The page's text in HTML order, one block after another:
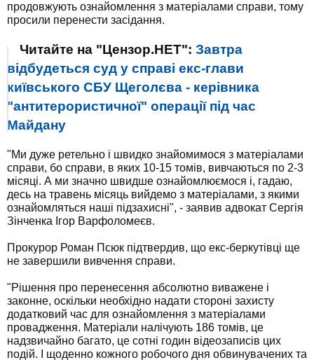
продовжують ознайомлення з матеріалами справи, тому
просили перенести засідання.
Читайте на "Цензор.НЕТ": Завтра
відбудеться суд у справі екс-глави
київського СБУ Щеголєва - керівника
"антитерористичної" операції під час
Майдану
"Ми дуже ретельно і швидко знайомимося з матеріалами
справи, бо справи, в яких 10-15 томів, вивчаються по 2-3
місяці. А ми значно швидше ознайомлюємося і, гадаю,
десь на травень місяць вийдемо з матеріалами, з якими
ознайомляться наші підзахисні", - заявив адвокат Сергія
Зінченка Ігор Варфоломеєв.
Прокурор Роман Псюк підтвердив, що екс-беркутівці ще
не завершили вивчення справи.
"Рішення про перенесення абсолютно виважене і
законне, оскільки необхідно надати стороні захисту
додатковий час для ознайомлення з матеріалами
провадження. Матеріали налічують 186 томів, це
надзвичайно багато, це сотні годин відеозаписів цих
подій. І щоденно кожного робочого дня обвинувачених та